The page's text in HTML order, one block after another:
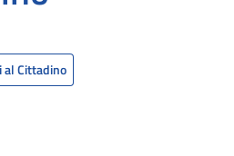
al Cittadino